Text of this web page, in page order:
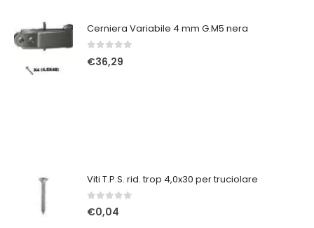
Cerniera Variabile 4 mm G.M5 nera
Su 5
€36,29
Viti T.P.S. rid. trop 4,0x30 per truciolare
0Su 5
€0,04